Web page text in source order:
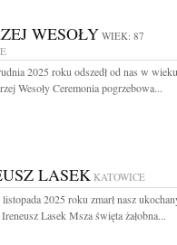
WESOŁY WIEK: 87
2025 roku odszedł od nas w wieku
Wesoły Ceremonia pogrzebowa...
LASEK KATOWICE
2025 roku zmarł nasz
Lasek Msza święta żałobna...